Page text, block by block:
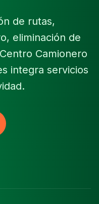
de rutas,
eliminación de
Camionero
integra servicios